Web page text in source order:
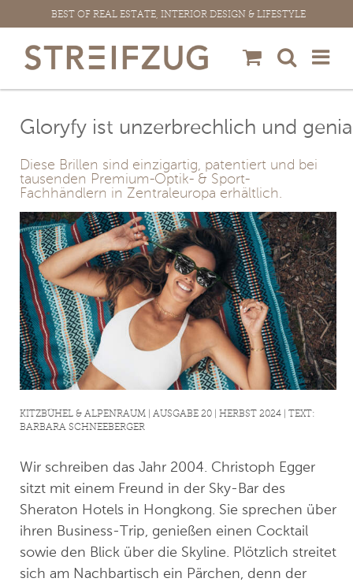
Inhalt
springen
BEST OF REAL ESTATE, INTERIOR DESIGN & LIFESTYLE
Gloryfy ist unzerbrechlich und
Diese Brillen sind einzigartig, patentiert und bei
tausenden Premium-Optik- & Sport-
Fachhändlern in Zentraleuropa erhältlich.
View
Larger
Image
KITZBÜHEL & ALPENRAUM | AUSGABE 20 | HERBST 2024 | TEXT:
BARBARA SCHNEEBERGER
Wir schreiben das Jahr 2004. Christoph Egger
sitzt mit einem Freund in der Sky-Bar des
Sheraton Hotels in Hongkong. Sie sprechen über
ihren Business-Trip, genießen einen Cocktail
sowie den Blick über die Skyline. Plötzlich streitet
sich am Nachbartisch ein Pärchen, denn der